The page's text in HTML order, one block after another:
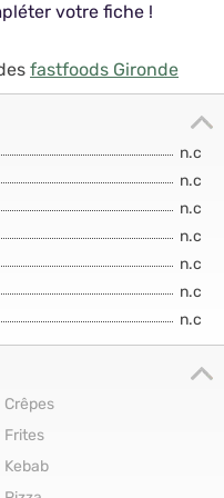
votre fiche !
fastfoods Gironde
n.c
n.c
n.c
n.c
n.c
n.c
n.c
Crêpes
Frites
Kebab